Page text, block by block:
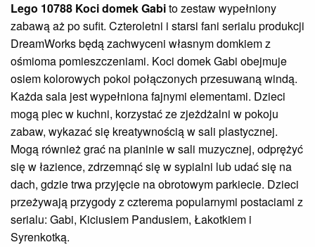
Lego 10788 Koci domek Gabito zestaw wypełniony
zabawą aż po sufit. Czteroletni i starsi fani serialu produkcji
DreamWorks będą zachwyceni własnym domkiem z
ośmioma pomieszczeniami. Koci domek Gabi obejmuje
osiem kolorowych pokoi połączonych przesuwaną windą.
Każda sala jest wypełniona fajnymi elementami. Dzieci
mogą piec w kuchni, korzystać ze zjeżdżalni w pokoju
zabaw, wykazać się kreatywnością w sali plastycznej.
Mogą również grać na pianinie w sali muzycznej, odprężyć
się w łazience, zdrzemnąć się w sypialni lub udać się na
dach, gdzie trwa przyjęcie na obrotowym parkiecie. Dzieci
przeżywają przygody z czterema popularnymi postaciami z
serialu: Gabi, Kiciusiem Pandusiem, Łakotkiem i
Syrenkotką.